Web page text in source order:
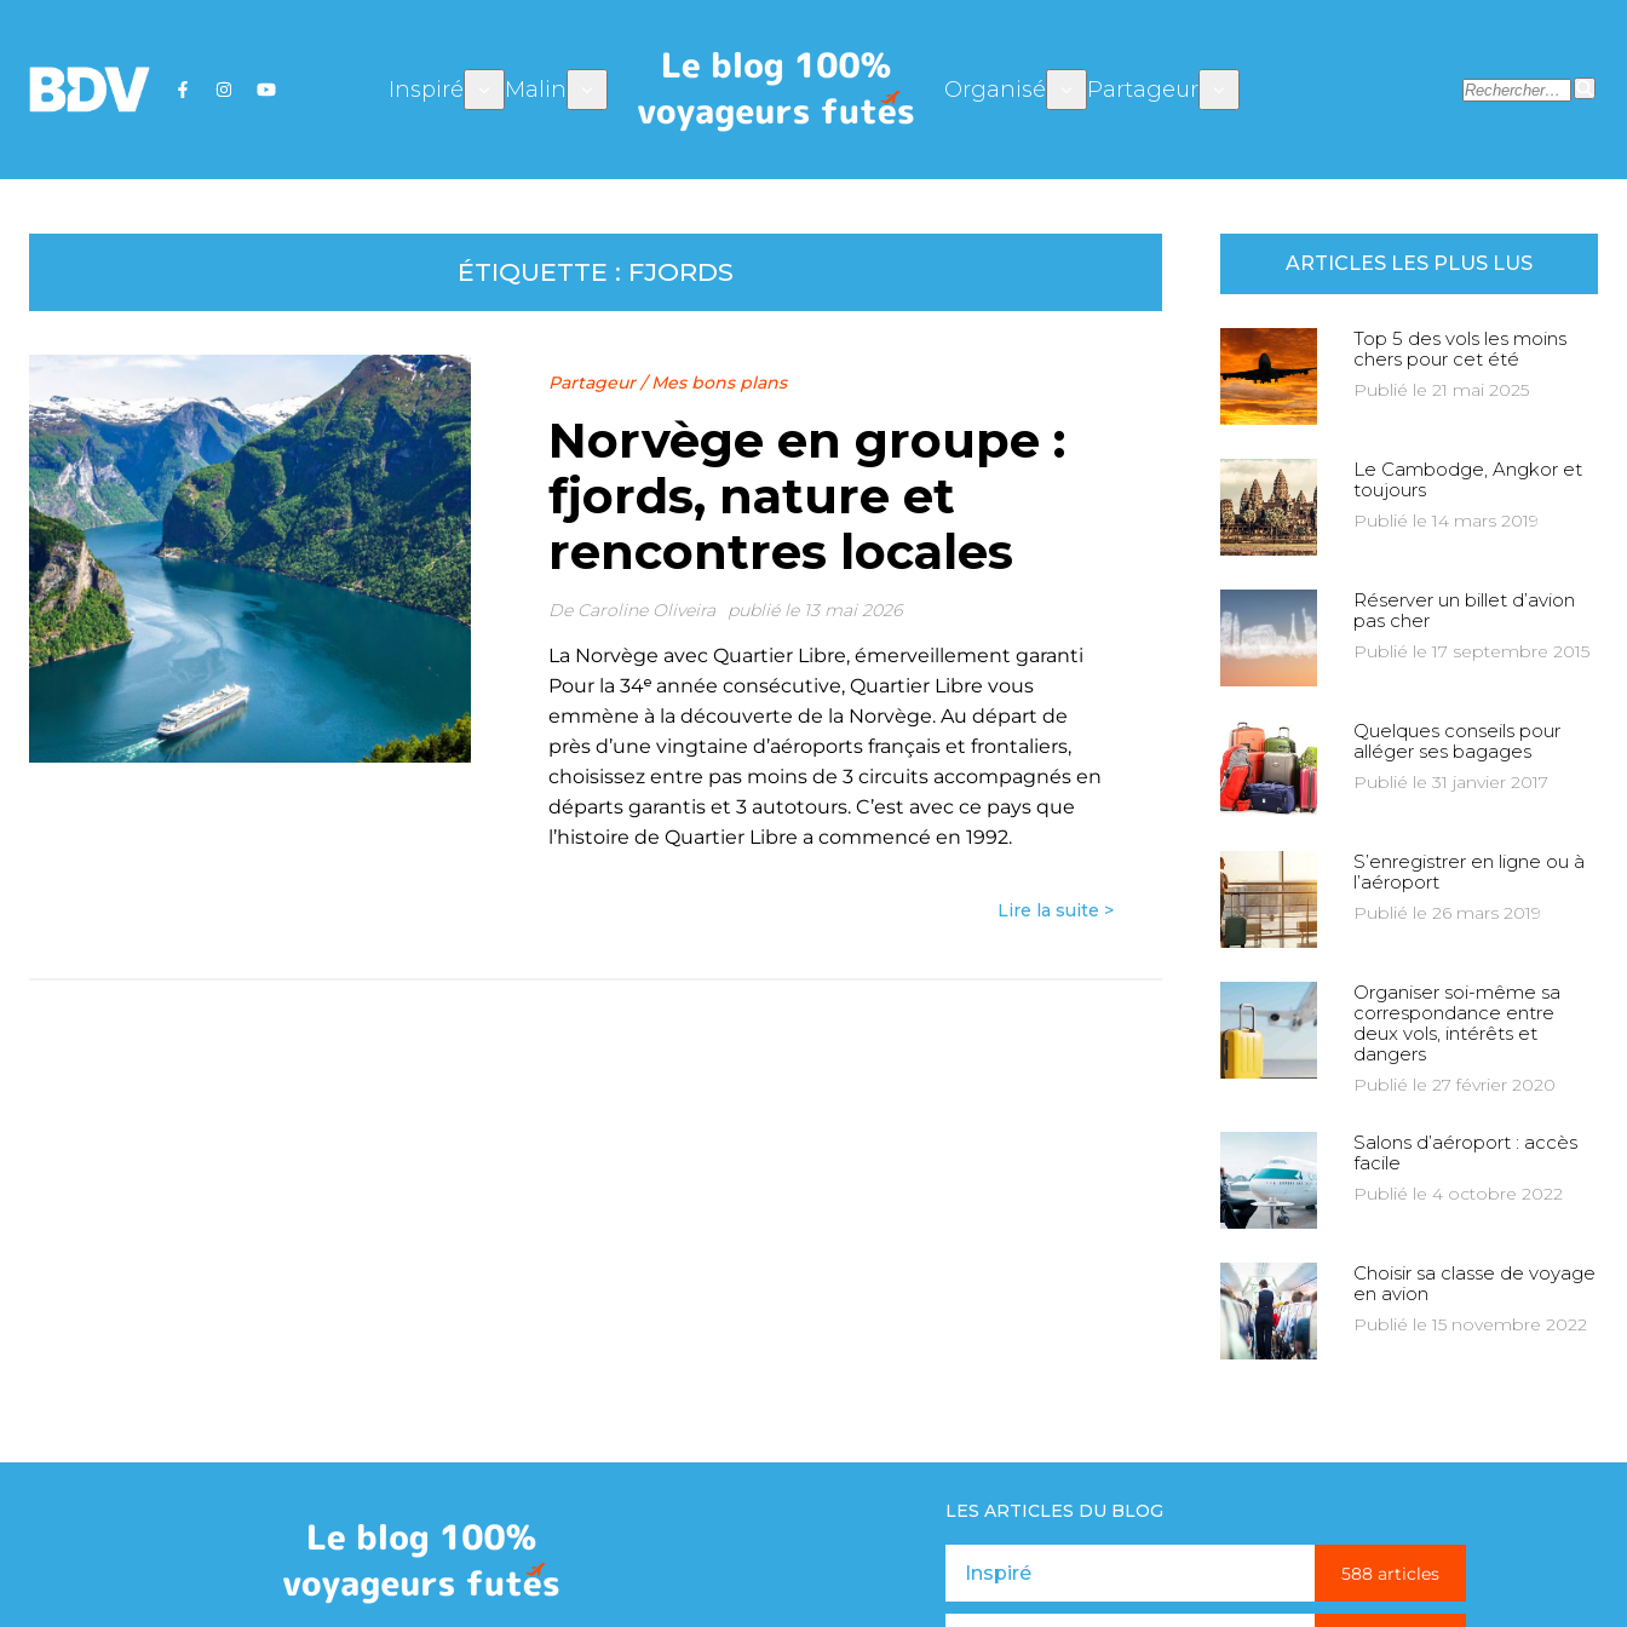
Inspiré Malin Organisé Partageur
ÉTIQUETTE : FJORDS
Partageur/Mes bons plans
Norvège en groupe :
fjords, nature et
rencontres locales
De Caroline Oliveira publié le 13 mai 2026
La Norvège avec Quartier Libre, émerveillement garanti
Pour la 34ᵉ année consécutive, Quartier Libre vous
emmène à la découverte de la Norvège. Au départ de
près d’une vingtaine d’aéroports français et frontaliers,
choisissez entre pas moins de 3 circuits accompagnés en
départs garantis et 3 autotours. C’est avec ce pays que
l’histoire de Quartier Libre a commencé en 1992.
Lire la suite >
ARTICLES LES PLUS LUS
Top 5 des vols les moins
chers pour cet été
Publié le 21 mai 2025
Le Cambodge, Angkor et
toujours
Publié le 14 mars 2019
Réserver un billet d’avion
pas cher
Publié le 17 septembre 2015
Quelques conseils pour
alléger ses bagages
Publié le 31 janvier 2017
S’enregistrer en ligne ou à
l’aéroport
Publié le 26 mars 2019
Organiser soi-même sa
correspondance entre
deux vols, intérêts et
dangers
Publié le 27 février 2020
Salons d’aéroport : accès
facile
Publié le 4 octobre 2022
Choisir sa classe de voyage
en avion
Publié le 15 novembre 2022
LES ARTICLES DU BLOG
Inspiré 588 articles